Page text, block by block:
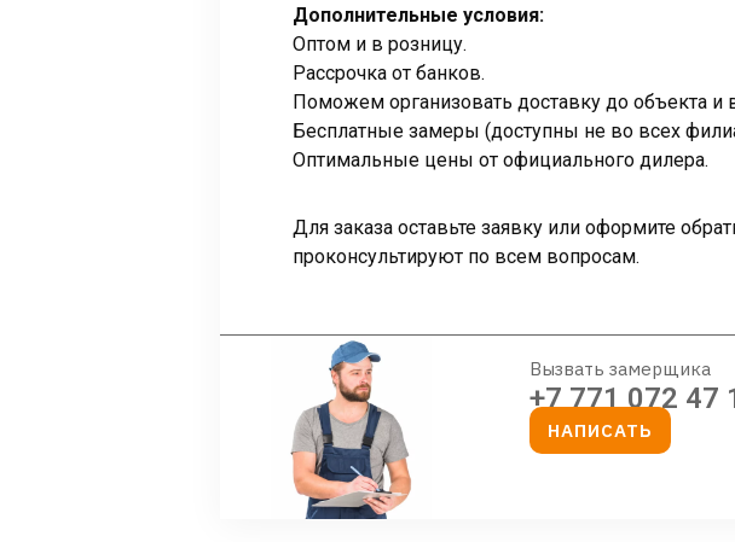
Дополнительные условия:
Оптом и в розницу.
Рассрочка от банков.
Поможем организовать доставку до объекта и
Бесплатные замеры (доступны не во всех
Оптимальные цены от официального дилера.
Для заказа оставьте заявку или оформите
проконсультируют по всем вопросам.
Вызвать замерщика
+7 771 072 47
НАПИСАТЬ